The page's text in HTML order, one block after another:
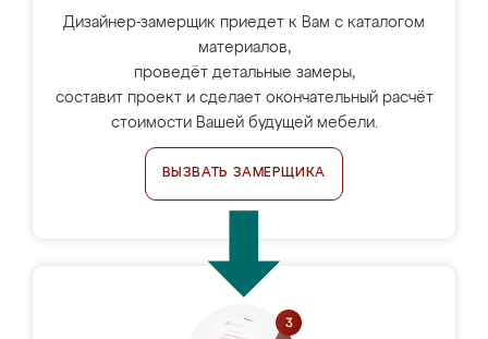
Дизайнер-замерщик приедет к Вам с каталогом
материалов,
проведёт детальные замеры,
составит проект и сделает окончательный расчёт
стоимости Вашей будущей мебели.
ВЫЗВАТЬ ЗАМЕРЩИКА